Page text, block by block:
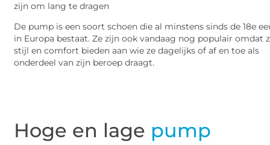
zijn om lang te dragen
De pump is een soort schoen die al minstens sinds de 18e
in Europa bestaat. Ze zijn ook vandaag nog populair omdat
stijl en comfort bieden aan wie ze dagelijks of af en toe als
onderdeel van zijn beroep draagt.
Hoge en lage pump